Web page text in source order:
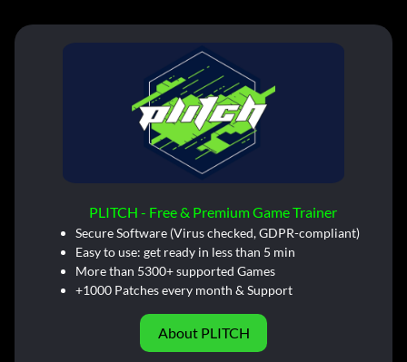
PLITCH - Free & Premium Game Trainer
Secure Software (Virus checked, GDPR-compliant)
Easy to use: get ready in less than 5 min
More than 5300+ supported Games
+1000 Patches every month & Support
About PLITCH